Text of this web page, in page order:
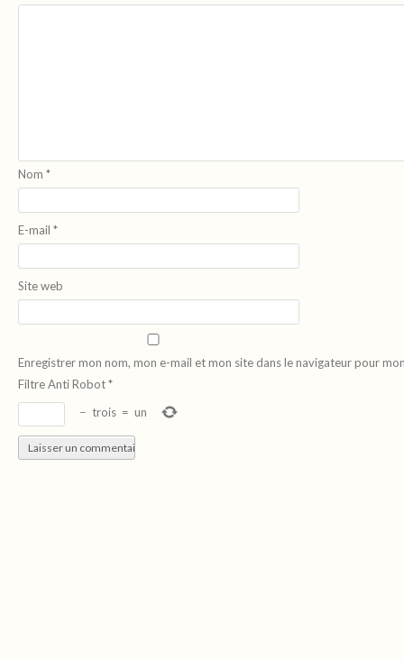
Nom *
E-mail *
Site web
Enregistrer mon nom, mon e-mail et mon site dans le navigateur pour
Filtre Anti Robot*
− trois = un